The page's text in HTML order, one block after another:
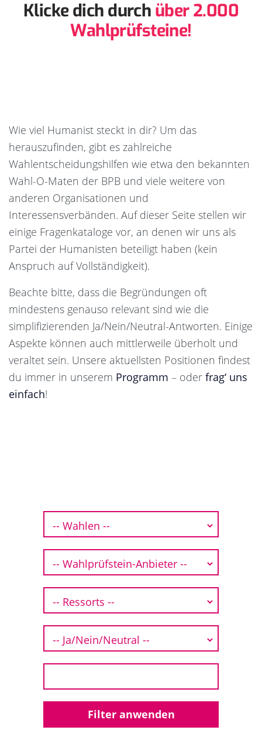
Klicke dich durch über 2.000
Wahlprüfsteine!
Wie viel Humanist steckt in dir? Um das
herauszufinden, gibt es zahlreiche
Wahlentscheidungshilfen wie etwa den bekannten
Wahl-O-Maten der BPB und viele weitere von
anderen Organisationen und
Interessensverbänden. Auf dieser Seite stellen wir
einige Fragenkataloge vor, an denen wir uns als
Partei der Humanisten beteiligt haben (kein
Anspruch auf Vollständigkeit).
Beachte bitte, dass die Begründungen oft
mindestens genauso relevant sind wie die
simplifizierenden Ja/Nein/Neutral-Antworten. Einige
Aspekte können auch mittlerweile überholt und
veraltet sein. Unsere aktuellsten Positionen findest
du immer in unserem Programm – oder frag‘ uns
einfach!